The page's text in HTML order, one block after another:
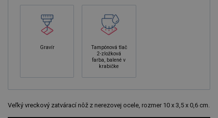
Gravír
Tampónová tlač
2-zložková
farba, balené v
krabičke
Veľký vreckový zatvárací nôž z nerezovej ocele, rozmer 10 x 3,5 x 0,6 cm.